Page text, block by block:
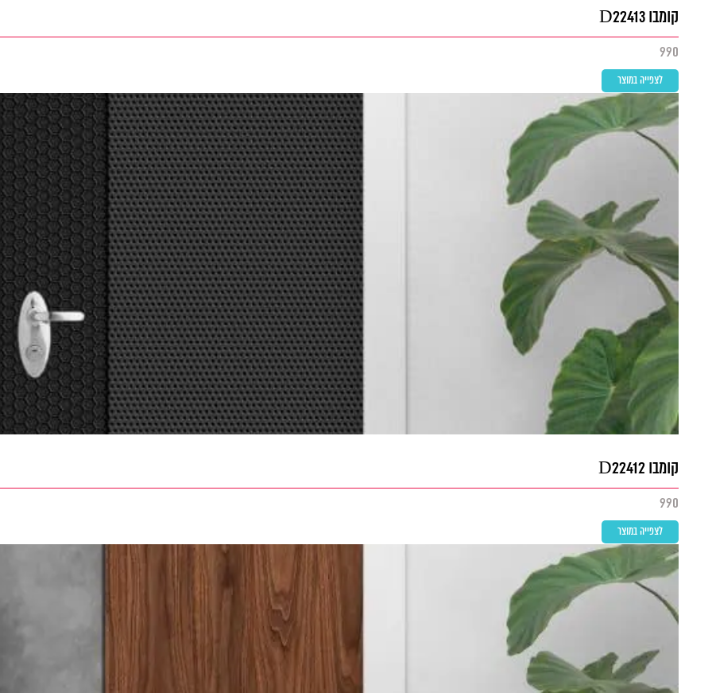
קומבו D22413
990
לצפייה במוצר
קומבו D22412
990
לצפייה במוצר